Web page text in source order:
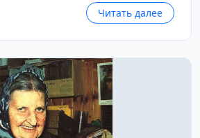
Читать далее